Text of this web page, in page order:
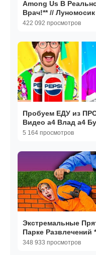
Among Us В
Врач!** // Луномосик
422 092 просмотров
Пробуем ЕДУ из
Видео а4 Влад а4
ВЛАД А4
5 164 просмотров
Экстремальные
Парке Развлечений
348 933 просмотров